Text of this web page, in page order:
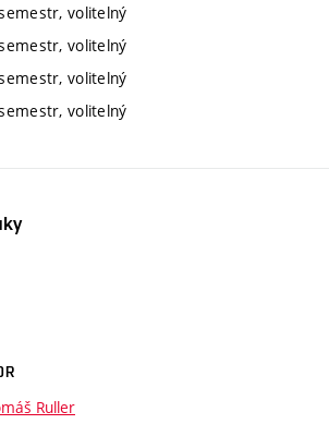
volitelný
volitelný
volitelný
volitelný
Ruller